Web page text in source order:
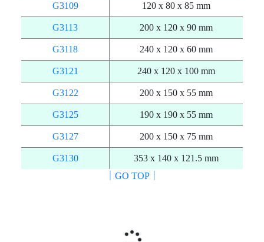
G3109 120 x 80 x 85 mm
G3113 200 x 120 x 90 mm
G3118 240 x 120 x 60 mm
G3121 240 x 120 x 100 mm
G3122 200 x 150 x 55 mm
G3125 190 x 190 x 55 mm
G3127 200 x 150 x 75 mm
G3130
353 x 140 x 121.5 mm
｜GO TOP｜